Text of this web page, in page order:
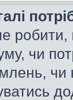
робити,
чи
чи